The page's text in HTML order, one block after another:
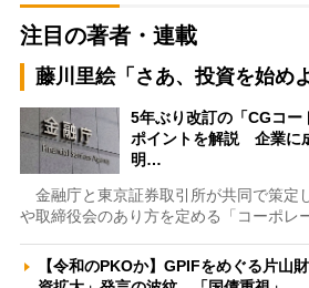
注目の著者・連載
藤川里絵「さあ、投資を始め
5年ぶり改訂の「CGコー
ポイントを解説 企業に
明…
金融庁と東京証券取引所が共同で策定
や取締役会のあり方を定める「コーポレ
【令和のPKOか】GPIFをめぐる片山